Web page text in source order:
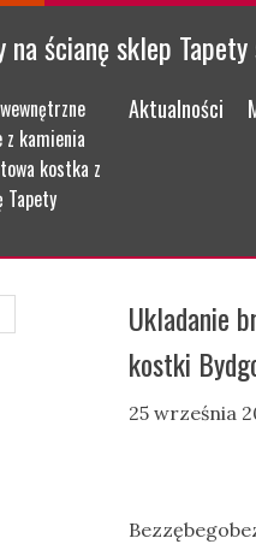
ścianę sklep Tapety
z kamienia
kostka z
Tapety
Menu
Skip to content
Aktualności
Ukladanie
kostki
25 września